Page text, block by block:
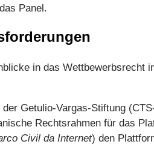
Panel.
in das Wettbewerbsrecht
Getulio-Vargas-Stiftung
Rechtsrahmen für das
Civil da Internet) den